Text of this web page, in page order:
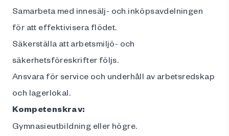
Samarbeta med innesälj- och inköpsavdelningen
för att effektivisera flödet.
Säkerställa att arbetsmiljö- och
säkerhetsföreskrifter följs.
Ansvara för service och underhåll av arbetsredskap
och lagerlokal.
Kompetenskrav:
Gymnasieutbildning eller högre.